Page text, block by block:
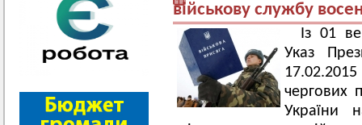
військову службу
Із 01
Указ
чергових
України